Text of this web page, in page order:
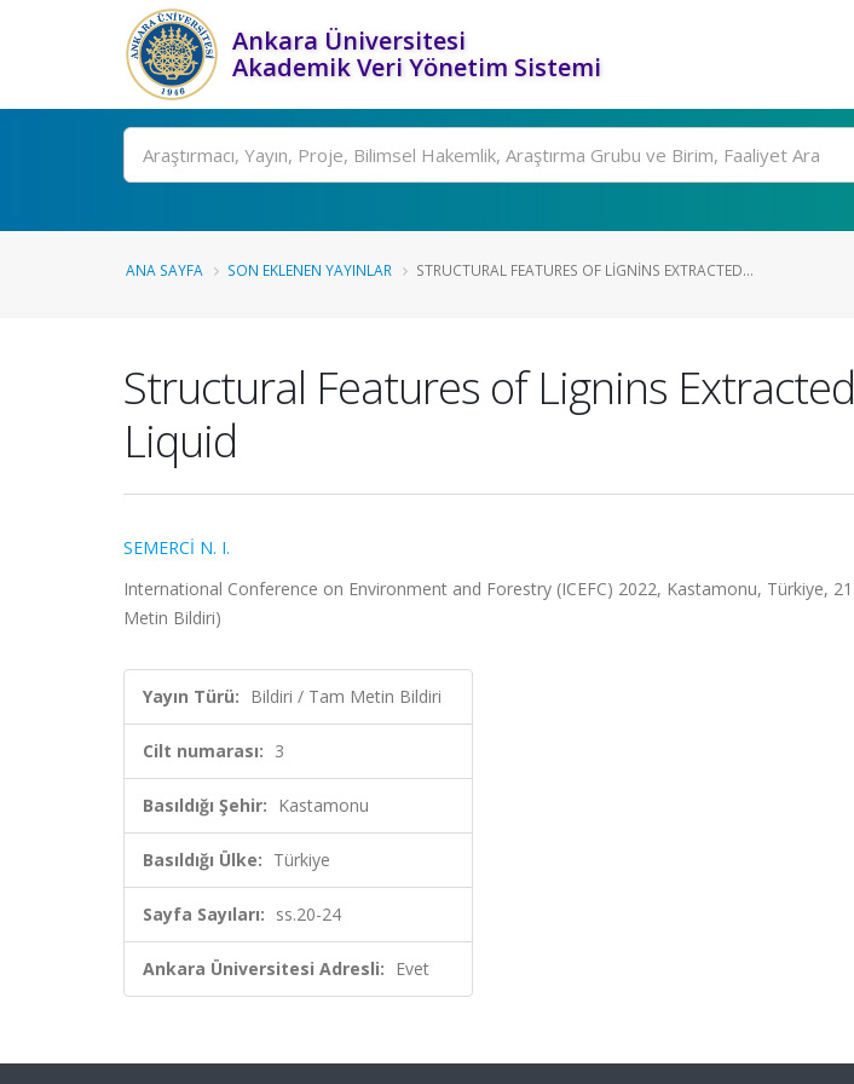
Ankara Üniversitesi
Akademik Veri Yönetim Sistemi
Ara
ANA SAYFA SON EKLENEN YAYINLAR STRUCTURAL FEATURES OF LIGNINS EXTRACTED...
Structural Features of Lignins
Liquid
SEMERCİ N. I.
International Conference on Environment and Forestry (ICEFC) 2022, Kastamonu, Türkiye,
Metin Bildiri)
Yayın Türü: Bildiri / Tam Metin Bildiri
Cilt numarası: 3
Basıldığı Şehir: Kastamonu
Basıldığı Ülke: Türkiye
Sayfa Sayıları: ss.20-24
Ankara Üniversitesi Adresli: Evet